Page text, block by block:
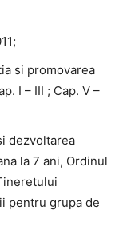
si promovarea
I – III ; Cap. V –
dezvoltarea
la 7 ani, Ordinul
pentru grupa de